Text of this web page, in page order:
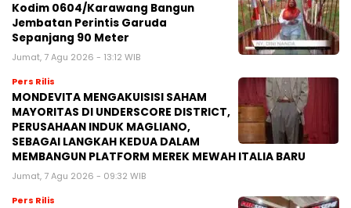
Kodim 0604/Karawang Bangun
Jembatan Perintis Garuda
Sepanjang 90 Meter
Jumat, 7 Agu 2026 - 13:12 WIB
Pers Rilis
MONDEVITA MENGAKUISISI SAHAM
MAYORITAS DI UNDERSCORE DISTRICT,
PERUSAHAAN INDUK MAGLIANO,
SEBAGAI LANGKAH KEDUA DALAM
MEMBANGUN PLATFORM MEREK MEWAH ITALIA BARU
Jumat, 7 Agu 2026 - 09:32 WIB
Pers Rilis